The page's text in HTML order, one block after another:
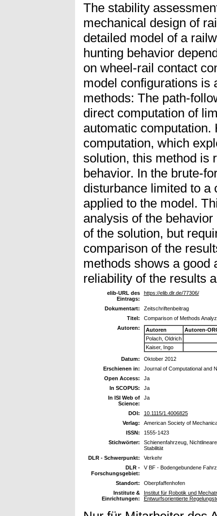
The stability
mechanical design of
detailed model of a
hunting behavior
on wheel-rail contact
model configurations is
methods: The path-
direct computation of
automatic computation.
computation, which
solution, this method is
behavior. In the brute-
disturbance limited to a
applied to the model.
analysis of the
of the solution, but
comparison of the
methods shows a good
reliability of the results
elib-URL des
Eintrags:
https://elib.dlr.de/77306/
Dokumentart:
Zeitschriftenbeitrag
Titel:
Comparison of Methods
Autoren:
Autoren
Autoren-
Polach, Oldrich
Kaiser, Ingo
Datum:
Oktober 2012
Erschienen in:
Journal of Computational and
Open Access:
Ja
In SCOPUS:
Ja
In ISI Web of
Science:
Ja
DOI:
10.1115/1.4006825
Verlag:
American Society of
ISSN:
1555-1423
Stichwörter:
Schienenfahrzeug,
Stabilität
DLR - Schwerpunkt:
Verkehr
DLR -
Forschungsgebiet:
V BF - Bodengebundene
Standort:
Oberpfaffenhofen
Institute &
Einrichtungen:
Institut für Robotik und
Entwurfsorientierte